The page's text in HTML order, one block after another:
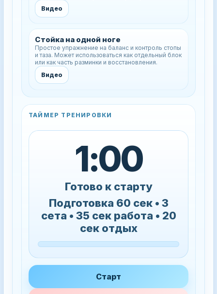
Видео
Стойка на одной ноге
Простое упражнение на баланс и контроль стопы
и таза. Может использоваться как отдельный блок
или как часть разминки и восстановления.
Видео
ТАЙМЕР ТРЕНИРОВКИ
1:00
Готово к старту
Подготовка 60 сек • 3
сета • 35 сек работа • 20
сек отдых
Старт